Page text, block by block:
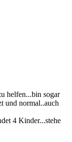
helfen...bin sogar
und normal..auch
4 Kinder...stehe